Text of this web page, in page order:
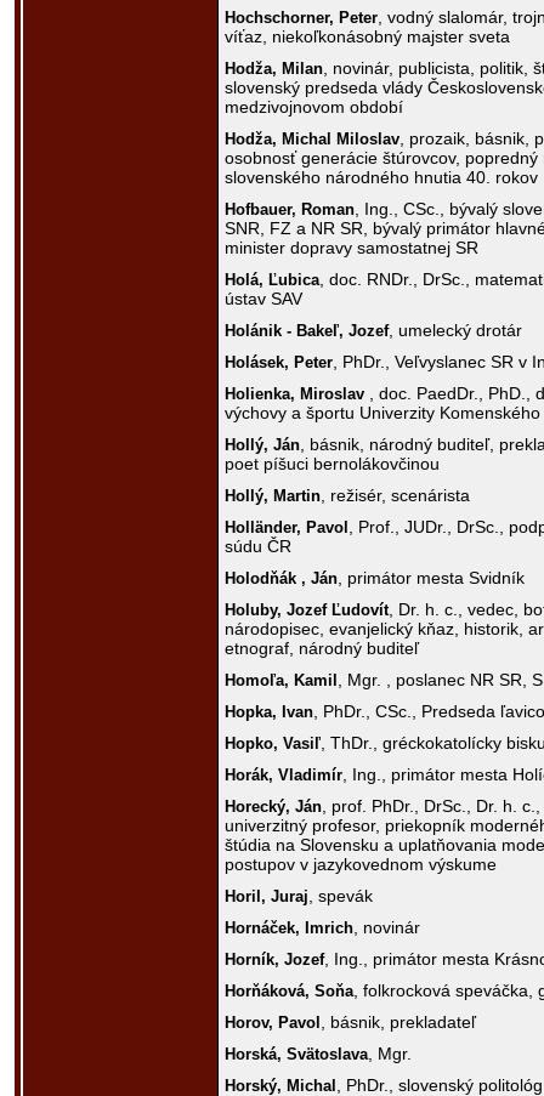
Hochschorner, Peter , vodný slalomár,
víťaz, niekoľkonásobný majster sveta
Hodža, Milan , novinár, publicista, politik,
slovenský predseda vlády
medzivojnovom období
Hodža, Michal Miloslav , prozaik, básnik,
osobnosť generácie štúrovcov,
slovenského národného hnutia 40. rokov
Hofbauer, Roman , Ing., CSc., bývalý
SNR, FZ a NR SR, bývalý primátor
minister dopravy samostatnej SR
Holá, Ľubica , doc. RNDr., DrSc.,
ústav SAV
Holánik - Bakeľ, Jozef, umelecký drotár
Holásek, Peter , PhDr., Veľvyslanec SR v
Holienka, Miroslav
, doc. PaedDr., PhD.,
výchovy a športu Univerzity
Hollý, Ján , básnik, národný buditeľ,
poet píšuci bernolákovčinou
Hollý, Martin , režisér, scenárista
Holländer, Pavol
, Prof., JUDr., DrSc.,
súdu ČR
Holodňák , Ján , primátor mesta Svidník
Holuby, Jozef Ľudovít , Dr. h. c., vedec,
národopisec, evanjelický kňaz, historik,
etnograf, národný buditeľ
Homoľa, Kamil , Mgr. , poslanec NR SR,
Hopka, Ivan , PhDr., CSc., Predseda
Hopko, Vasiľ , ThDr., gréckokatolícky
Horák, Vladimír , Ing., primátor mesta
Horecký, Ján , prof. PhDr., DrSc., Dr. h.
univerzitný profesor, priekopník
štúdia na Slovensku a uplatňovania
postupov v jazykovednom výskume
Horil, Juraj , spevák
Hornáček, Imrich , novinár
Horník, Jozef, Ing., primátor mesta
Horňáková, Soňa , folkrocková
Horov, Pavol , básnik, prekladateľ
Horská, Svätoslava , Mgr.
Horský, Michal , PhDr., slovenský